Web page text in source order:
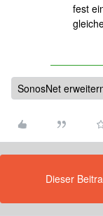
fest
SonosNet
Dieser